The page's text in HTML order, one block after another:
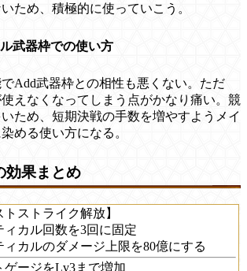
ため、積極的に使っていこう。
武器枠での使い方
Add武器枠との相性も悪くない。ただ
えなくなってしまう点がかなり痛い。競
ため、短期決戦の手数を増やすようメイ
める使い方になる。
効果まとめ
トストライク解放】
ィカル回数を3回に固定
ィカルのダメージ上限を80億にする
ゲージをLv3まで増加